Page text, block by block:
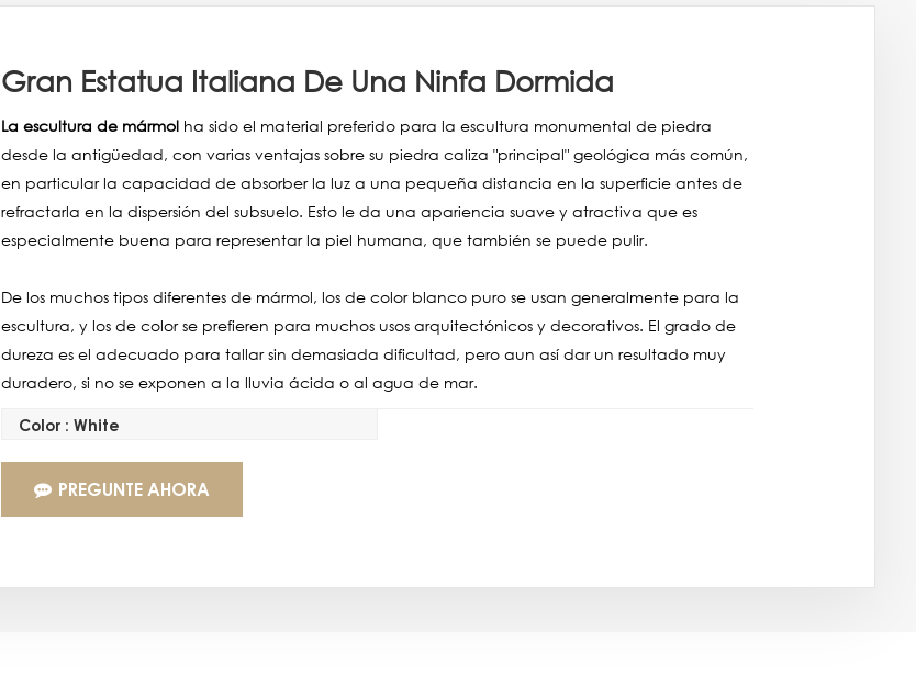
Gran Estatua Italiana De Una Ninfa Dormida
La escultura de mármol ha sido el material preferido para la escultura monumental de piedra
desde la antigüedad, con varias ventajas sobre su piedra caliza "principal" geológica más común,
en particular la capacidad de absorber la luz a una pequeña distancia en la superficie antes de
refractarla en la dispersión del subsuelo. Esto le da una apariencia suave y atractiva que es
especialmente buena para representar la piel humana, que también se puede pulir.
De los muchos tipos diferentes de mármol, los de color blanco puro se usan generalmente para la
escultura, y los de color se prefieren para muchos usos arquitectónicos y decorativos. El grado de
dureza es el adecuado para tallar sin demasiada dificultad, pero aun así dar un resultado muy
duradero, si no se exponen a la lluvia ácida o al agua de mar.
Color : White
PREGUNTE AHORA